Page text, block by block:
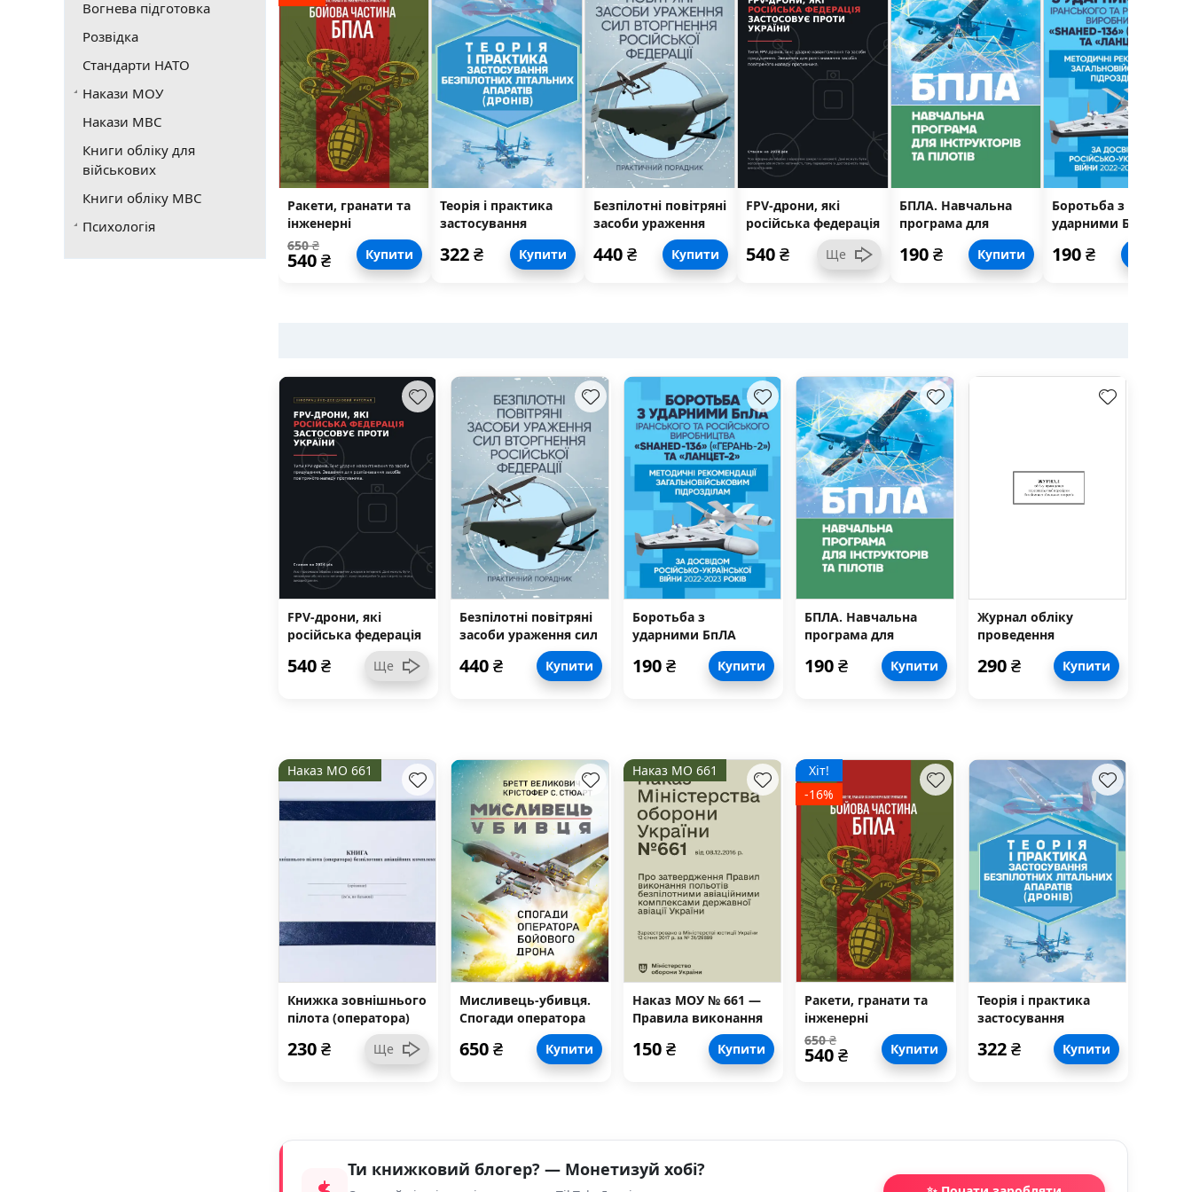
Вогнева підготовка
Розвідка
Стандарти НАТО
Накази МОУ
Накази МВС
Книги обліку для
військових
Книги обліку МВС
Психологія
Ракети, гранати та
інженерні
боєприпаси як
бойова частина
650₴
540₴ Купити
Теорія і практика
застосування
безпілотних
літальних апаратів
322₴ Купити
Безпілотні повітряні
засоби ураження
сил вторгнення
російської
440₴ Купити
FPV-дрони, які
російська федерація
застосовує проти
України
540₴ Ще
БПЛА. Навчальна
програма для
інструкторів та
пілотів
190₴ Купити
Боротьба з
ударними БпЛА
іранського та
російського
190₴
FPV-дрони, які
російська федерація
застосовує проти
України
540₴ Ще
Безпілотні повітряні
засоби ураження сил
російської федерації:
440₴ Купити
Боротьба з
ударними БпЛА
іранського та
російського
виробництва
190₴ Купити
БПЛА. Навчальна
програма для
інструкторів та
пілотів
190₴ Купити
Журнал обліку
проведення
передпольотної
перевірки
290₴ Купити
Наказ МО 661
Книжка зовнішнього
пілота (оператора)
авіаційних
комплексів, додаток
230₴ Ще
Мисливець-убивця.
Спогади оператора
бойового дрона
650₴ Купити
Наказ МО 661
Наказ МОУ № 661 —
Правила виконання
безпілотними
150₴ Купити
Хіт!
-16%
Ракети, гранати та
інженерні
боєприпаси як
бойова частина БпЛА
650₴
540₴ Купити
Теорія і практика
застосування
безпілотних
літальних апаратів
322₴ Купити
Ти книжковий блогер? — Монетизуй хобі?